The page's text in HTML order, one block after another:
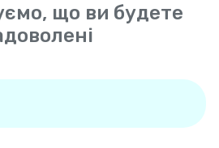
що ви будете